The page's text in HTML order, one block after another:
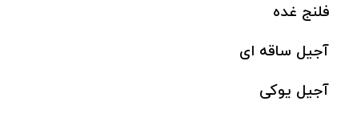
فلنج غده
آجیل ساقه ای
آجیل یوکی